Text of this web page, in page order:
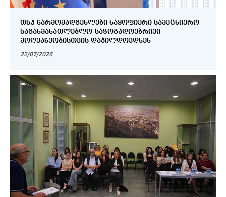
ᲗᲡᲣ ᲬᲐᲠᲛᲝᲛᲐᲓᲒᲔᲜᲚᲔᲑᲘ ᲜᲐᲧᲝᲤᲘᲔᲠᲘ ᲡᲐᲛᲔᲪᲜᲘᲔᲠᲝ-
ᲡᲐᲒᲐᲜᲛᲐᲜᲐᲗᲚᲔᲑᲚᲝ-ᲡᲐᲖᲝᲒᲐᲓᲝᲔᲑᲠᲘᲕᲘ
ᲛᲝᲦᲕᲐᲬᲔᲝᲑᲘᲡᲗᲕᲘᲡ ᲓᲐᲯᲘᲚᲓᲝᲕᲓᲜᲔᲜ
22/07/2026